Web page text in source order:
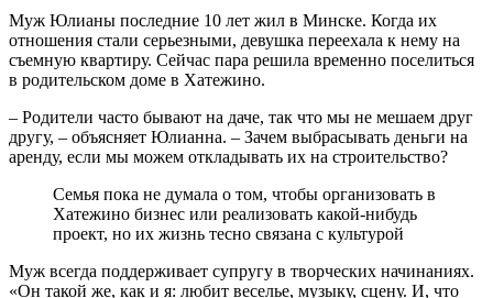
Муж Юлианы последние 10 лет жил в Минске. Когда их
отношения стали серьезными, девушка переехала к нему на
съемную квартиру. Сейчас пара решила временно поселиться
в родительском доме в Хатежино.
– Родители часто бывают на даче, так что мы не мешаем друг
другу, – объясняет Юлианна. – Зачем выбрасывать деньги на
аренду, если мы можем откладывать их на строительство?
Семья пока не думала о том, чтобы организовать в
Хатежино бизнес или реализовать какой-нибудь
проект, но их жизнь тесно связана с культурой
Муж всегда поддерживает супругу в творческих начинаниях.
«Он такой же, как и я: любит веселье, музыку, сцену. И, что